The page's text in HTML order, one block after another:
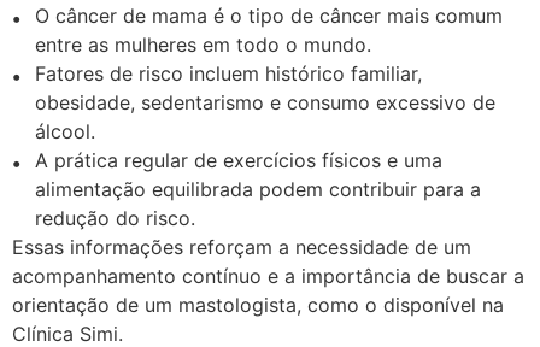
O câncer de mama é o tipo de câncer mais comum
entre as mulheres em todo o mundo.
Fatores de risco incluem histórico familiar,
obesidade, sedentarismo e consumo excessivo de
álcool.
A prática regular de exercícios físicos e uma
alimentação equilibrada podem contribuir para a
redução do risco.
Essas informações reforçam a necessidade de um
acompanhamento contínuo e a importância de buscar a
orientação de um mastologista, como o disponível na
Clínica Simi.